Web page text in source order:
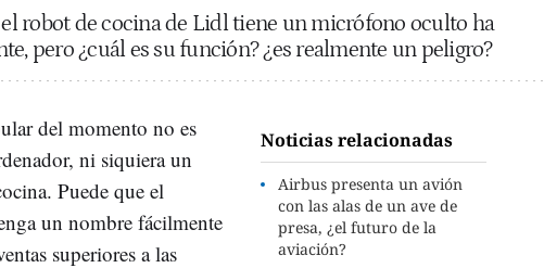
robot de cocina de Lidl tiene un micrófono oculto ha
pero ¿cuál es su función? ¿es realmente un peligro?
Noticias relacionadas
Airbus presenta un avión
con las alas de un ave de
presa, ¿el futuro de la
aviación?
del momento no es
ni siquiera un
Puede que el
un nombre fácilmente
superiores a las